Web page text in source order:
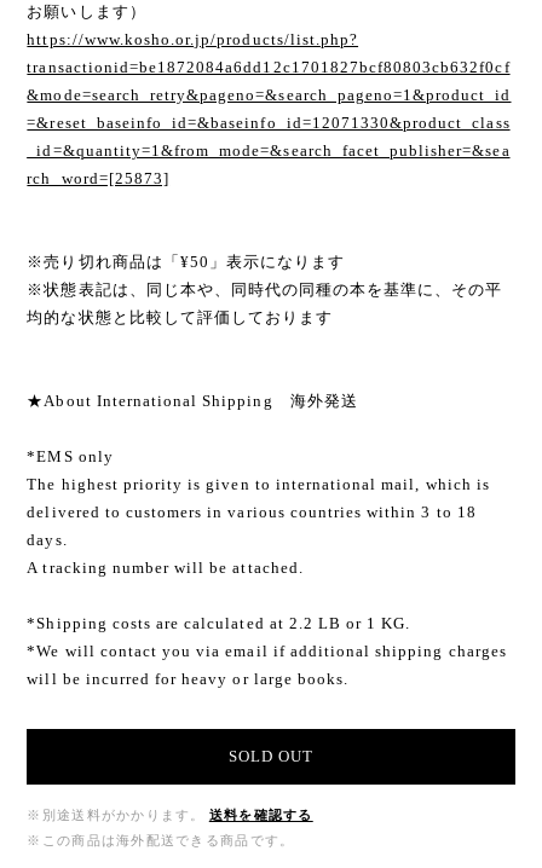
お願いします）
https://www.kosho.or.jp/products/list.php?
transactionid=be1872084a6dd12c1701827bcf80803cb632f0cf
&mode=search_retry&pageno=&search_pageno=1&product_id
=&reset_baseinfo_id=&baseinfo_id=12071330&product_class
_id=&quantity=1&from_mode=&search_facet_publisher=&sea
rch_word=[25873]
※売り切れ商品は「¥50」表示になります
※状態表記は、同じ本や、同時代の同種の本を基準に、その平
均的な状態と比較して評価しております
★About International Shipping 海外発送
*EMS only
The highest priority is given to international mail, which is
delivered to customers in various countries within 3 to 18
days.
A tracking number will be attached.
*Shipping costs are calculated at 2.2 LB or 1 KG.
*We will contact you via email if additional shipping charges
will be incurred for heavy or large books.
SOLD OUT
※別途送料がかかります。
送料を確認する
※この商品は海外配送できる商品です。